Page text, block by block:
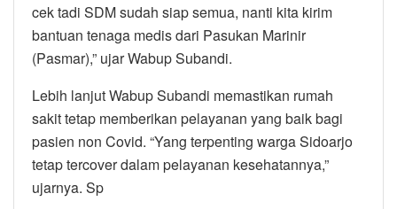
cek tadi SDM sudah siap semua, nanti kita kirim
bantuan tenaga medis dari Pasukan Marinir
(Pasmar),” ujar Wabup Subandi.
Lebih lanjut Wabup Subandi memastikan rumah
sakit tetap memberikan pelayanan yang baik bagi
pasien non Covid. “Yang terpenting warga Sidoarjo
tetap tercover dalam pelayanan kesehatannya,”
ujarnya. Sp